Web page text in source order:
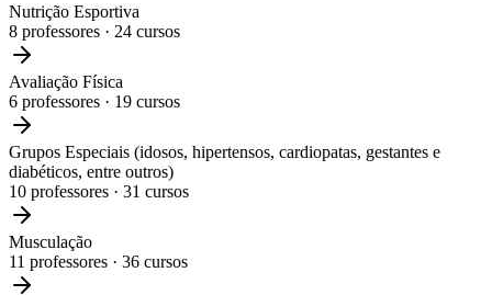
Nutrição Esportiva
8 professores · 24 cursos
Avaliação Física
6 professores · 19 cursos
Grupos Especiais (idosos, hipertensos, cardiopatas, gestantes e
diabéticos, entre outros)
10 professores · 31 cursos
Musculação
11 professores · 36 cursos